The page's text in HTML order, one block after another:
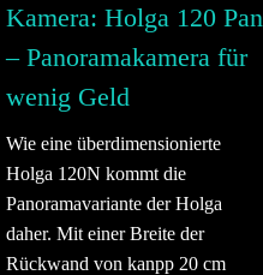
Kamera: Holga 120 Pan
– Panoramakamera für
wenig Geld
Wie eine überdimensionierte
Holga 120N kommt die
Panoramavariante der Holga
daher. Mit einer Breite der
Rückwand von kanpp 20 cm